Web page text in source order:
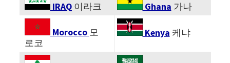
IRAQ 이라크 Ghana 가나
Morocco 모
로코
Kenya 케냐